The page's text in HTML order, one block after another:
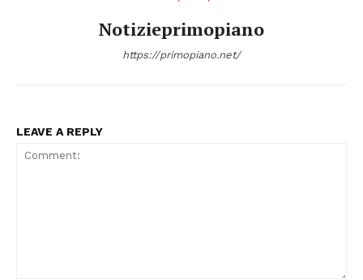
Notizieprimopiano
https://primopiano.net/
LEAVE A REPLY